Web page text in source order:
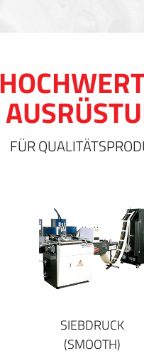
FÜR
SIEBDRUCK
(SMOOTH)